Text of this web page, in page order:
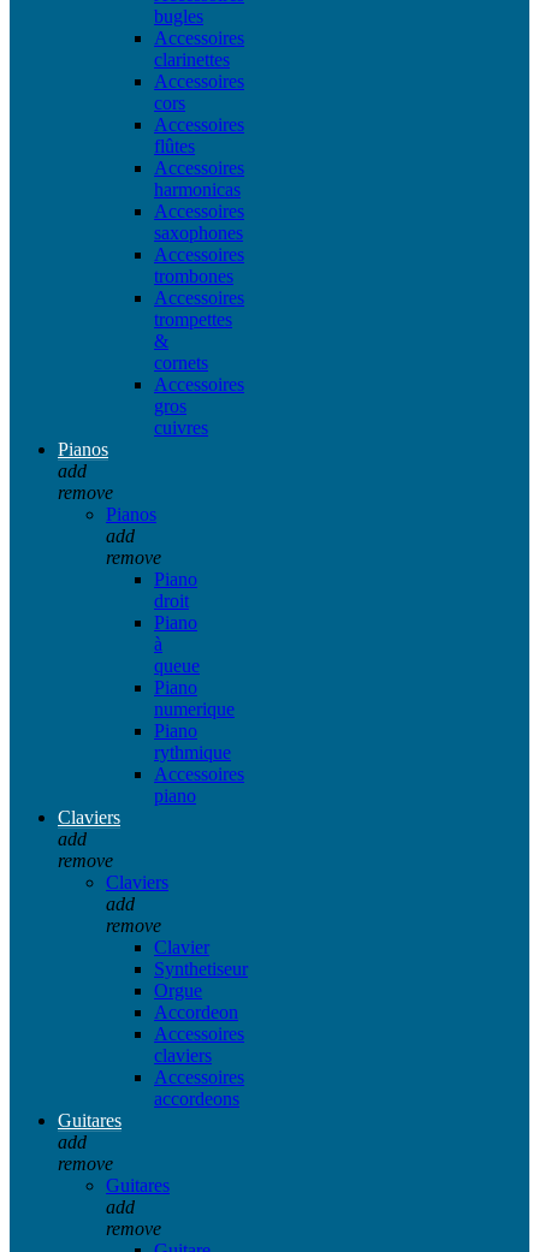
bugles
Accessoires
clarinettes
Accessoires
cors
Accessoires
flûtes
Accessoires
harmonicas
Accessoires
saxophones
Accessoires
trombones
Accessoires
trompettes
&
cornets
Accessoires
gros
cuivres
Pianos
add
remove
Pianos
add
remove
Piano
droit
Piano
à
queue
Piano
numerique
Piano
rythmique
Accessoires
piano
Claviers
add
remove
Claviers
add
remove
Clavier
Synthetiseur
Orgue
Accordeon
Accessoires
claviers
Accessoires
accordeons
Guitares
add
remove
Guitares
add
remove